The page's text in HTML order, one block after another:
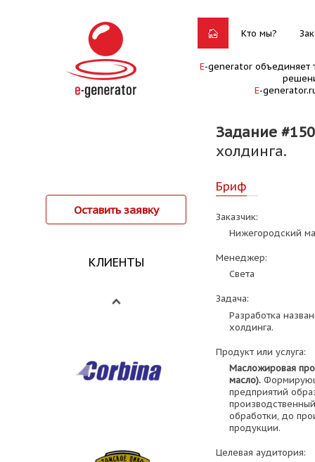
Кто мы?
E-generator объединяет
E-
Задание #150
холдинга.
Оставить заявку
КЛИЕНТЫ
Бриф
Заказчик:
Нижегородский
Менеджер:
Света
Задача:
Разработка
холдинга.
Продукт или услуга:
Масложировая
масло).
предприятий
обработки, до
продукции.
Целевая аудитория: